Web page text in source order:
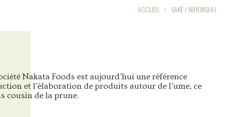
ACCUEIL SAKÉ / NIHONSHU
Nakata Foods est aujourd'hui une référence
et l'élaboration de produits autour de l'ume, ce
cousin de la prune.